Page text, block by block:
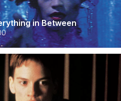
in Between